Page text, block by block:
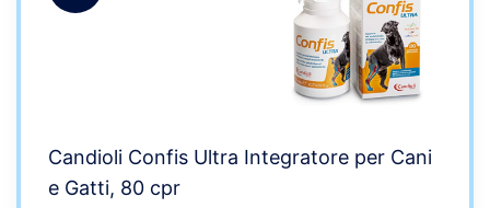
Candioli Confis Ultra Integratore per Cani
e Gatti, 80 cpr